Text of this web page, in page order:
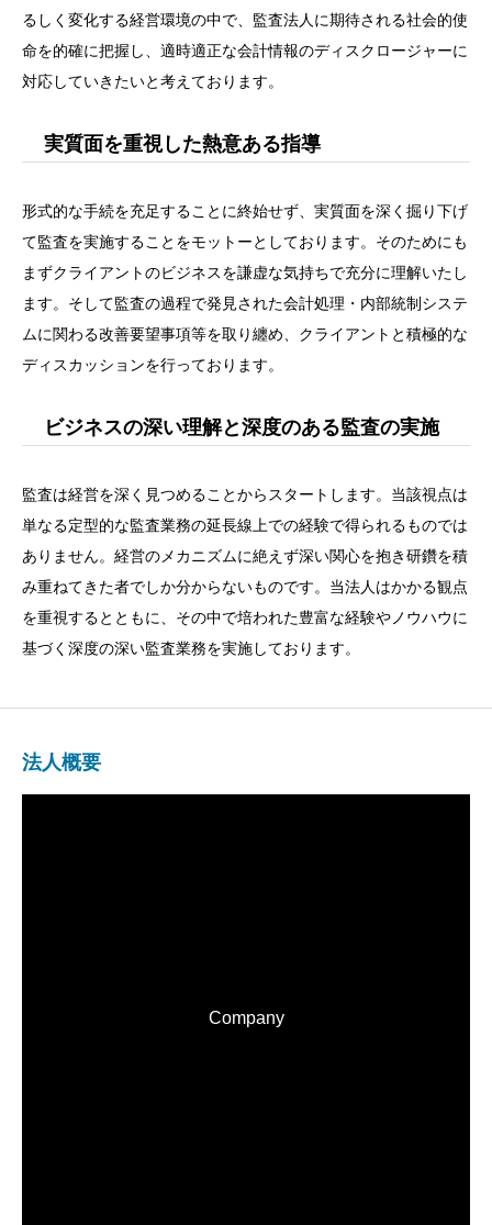
るしく変化する経営環境の中で、監査法人に期待される社会的使
命を的確に把握し、適時適正な会計情報のディスクロージャーに
対応していきたいと考えております。
実質面を重視した熱意ある指導
形式的な手続を充足することに終始せず、実質面を深く掘り下げ
て監査を実施することをモットーとしております。そのためにも
まずクライアントのビジネスを謙虚な気持ちで充分に理解いたし
ます。そして監査の過程で発見された会計処理・内部統制システ
ムに関わる改善要望事項等を取り纏め、クライアントと積極的な
ディスカッションを行っております。
ビジネスの深い理解と深度のある監査の実施
監査は経営を深く見つめることからスタートします。当該視点は
単なる定型的な監査業務の延長線上での経験で得られるものでは
ありません。経営のメカニズムに絶えず深い関心を抱き研鑽を積
み重ねてきた者でしか分からないものです。当法人はかかる観点
を重視するとともに、その中で培われた豊富な経験やノウハウに
基づく深度の深い監査業務を実施しております。
法人概要
Company